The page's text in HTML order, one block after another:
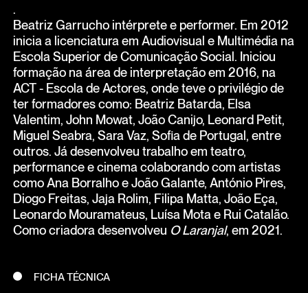
.
Beatriz Garrucho intérprete e performer. Em 2012
inicia a licenciatura em Audiovisual e Multimédia na
Escola Superior de Comunicação Social. Iniciou
formação na área de interpretação em 2016, na
ACT - Escola de Actores, onde teve o privilégio de
ter formadores como: Beatriz Batarda, Elsa
Valentim, John Mowat, João Canijo, Leonard Petit,
Miguel Seabra, Sara Vaz, Sofia de Portugal, entre
outros. Já desenvolveu trabalho em teatro,
performance e cinema colaborando com artistas
como Ana Borralho e João Galante, António Pires,
Diogo Freitas, Jaja Rolim, Filipa Matta, João Eça,
Leonardo Mouramateus, Luísa Mota e Rui Catalão.
Como criadora desenvolveu O Laranjal, em 2021.
FICHA TÉCNICA